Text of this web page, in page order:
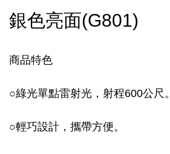
銀色亮面(G801)
商品特色
○綠光單點雷射光，射程600公尺。
○輕巧設計，攜帶方便。